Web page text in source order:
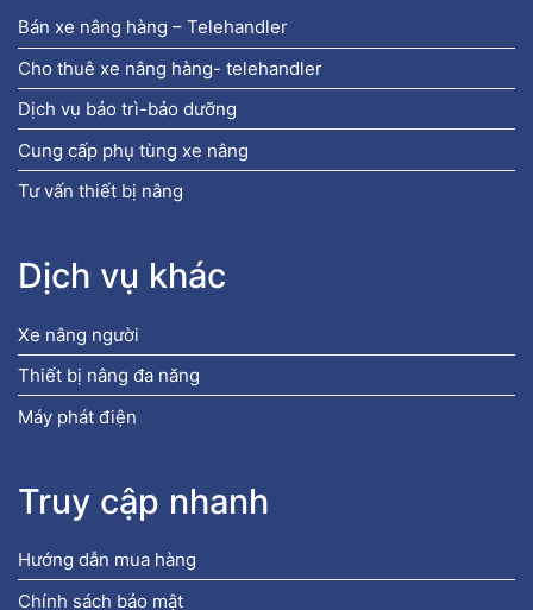
Bán xe nâng hàng – Telehandler
Cho thuê xe nâng hàng- telehandler
Dịch vụ bảo trì-bảo dưỡng
Cung cấp phụ tùng xe nâng
Tư vấn thiết bị nâng
Dịch vụ khác
Xe nâng người
Thiết bị nâng đa năng
Máy phát điện
Truy cập nhanh
Hướng dẫn mua hàng
Chính sách bảo mật